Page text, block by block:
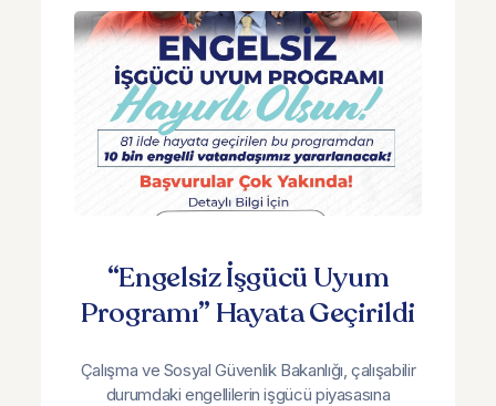
“Engelsiz İşgücü Uyum
Programı” Hayata Geçirildi
Çalışma ve Sosyal Güvenlik Bakanlığı, çalışabilir
durumdaki engellilerin işgücü piyasasına